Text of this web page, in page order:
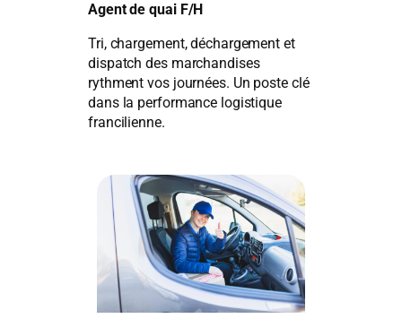
Agent de quai F/H
Tri, chargement, déchargement et
dispatch des marchandises
rythment vos journées. Un poste clé
dans la performance logistique
francilienne.